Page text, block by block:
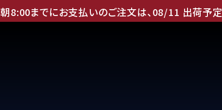
朝8:00までにお支払いのご注文は、08/11 出荷予定